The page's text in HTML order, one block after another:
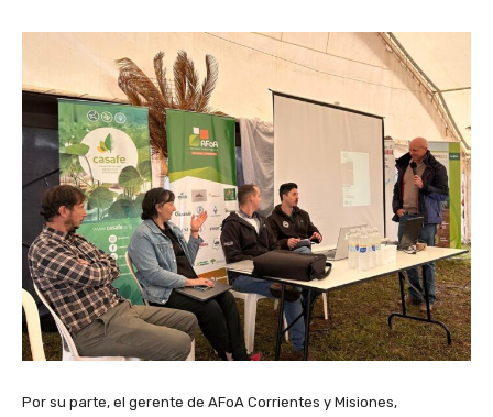
Por su parte, el gerente de AFoA Corrientes y Misiones,